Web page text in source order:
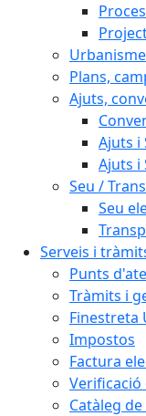
Urbanisme
Plans,
Ajuts,
Ajuts i
Ajuts i
Seu /
Seu
Serveis i
Punts
Tràmits i
Finestreta
Impostos
Factura
Catàleg de